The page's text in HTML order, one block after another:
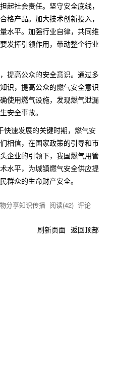
起社会责任。坚守安全底线，
格产品。加大技术创新投入，
水平。加强行业自律，共同维
发挥引领作用，带动整个行业
提高公众的安全意识。通过多
识，提高公众的燃气安全意识
使用燃气设施，发现燃气泄漏
安全事故。
速发展的关键时期，燃气安
相信，在国家政策的引导和市
企业的引领下，我国燃气用管
水平，为城镇燃气安全供应提
群众的生命财产安全。
分享知识传播 阅读(42) 评论
刷新页面 返回顶部